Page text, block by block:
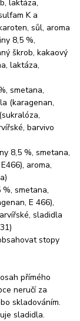
laktáza,
K a
sůl, aroma
8,5 %,
škrob, kakaový
laktáza,
smetana,
(karagenan,
barvivo
8,5 %, smetana,
aroma,
smetana,
E 466),
sladidla
stopy
přímého
neručí za
skladováním.
sladidla.